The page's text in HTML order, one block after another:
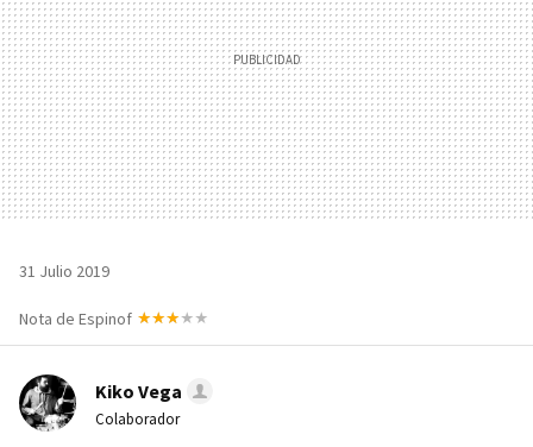
31 Julio 2019
Nota de Espinof
Kiko Vega
Colaborador